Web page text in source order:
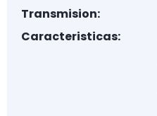
Transmision:
Caracteristicas: